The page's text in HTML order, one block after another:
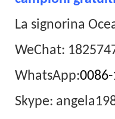
La signorina
WeChat:
WhatsApp:
Skype: